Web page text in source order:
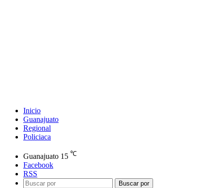
Inicio
Guanajuato
Regional
Policiaca
Guanajuato 15 ℃
Facebook
RSS
Buscar por